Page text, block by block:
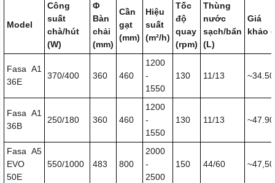
Model
Công
suất
chà/hút
(W)
Φ
Bàn
chải
(mm)
Cần
gạt
(mm)
Hiệu
suất
(m²/h)
Tốc
độ
quay
(rpm)
Thùng
nước
sạch/bẩn
(L)
Giá
khảo
Fasa A1
36E
370/400 360 460
1200
-
1550
130 11/13
Fasa A1
36B
250/180 360 460
1200
-
1550
130 11/13
Fasa A5
EVO
50E
550/1000 483 800
2000
-
2500
150 44/60